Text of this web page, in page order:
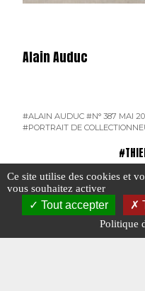
Alain Auduc
#ALAIN AUDUC #N° 387 MAI
#PORTRAIT DE
Ce site utilise des cookies et
vous souhaitez activer
Tout accepter
Politique